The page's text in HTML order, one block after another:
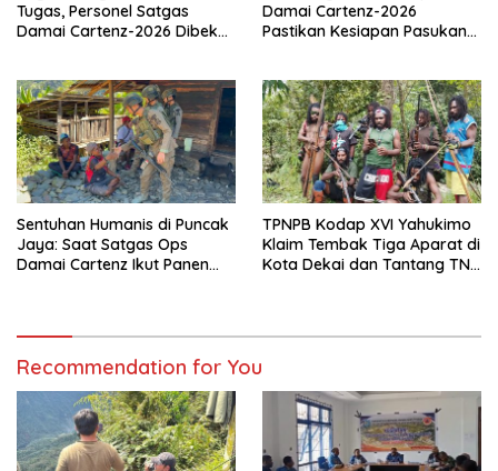
Tugas, Personel Satgas
Damai Cartenz-2026 Dibekali
Damai Cartenz-2026
Pastikan Kesiapan Pasukan
Sentuhan Humanis di Puncak
Jaya: Saat Satgas Ops
Damai Cartenz Ikut Panen
TPNPB Kodap XVI Yahukimo
Klaim Tembak Tiga Aparat di
Kota Dekai dan Tantang TNI-
Recommendation for You